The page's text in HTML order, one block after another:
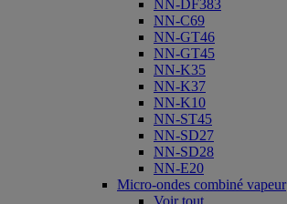
NN-DF383
NN-C69
NN-GT46
NN-GT45
NN-K35
NN-K37
NN-K10
NN-ST45
NN-SD27
NN-SD28
NN-E20
Micro-ondes combiné vapeur
Voir tout